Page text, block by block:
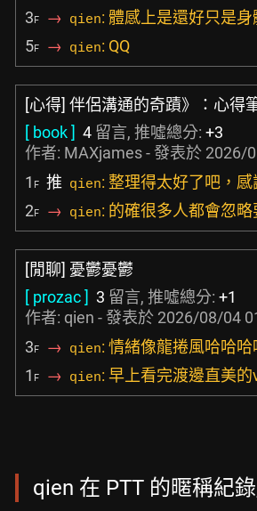
3F → qien: 體感上是還好只是身
5F → qien: QQ
[心得] 伴侶溝通的奇蹟》：心得
[ book ] 4 留言, 推噓總分: +3
作者: MAXjames- 發表於 2026/
1 F 推 qien: 整理得太好了吧，感
2F → qien: 的確很多人都會忽
[閒聊] 憂鬱憂鬱
[ prozac ] 3 留言, 推噓總分: +1
作者: qien - 發表於 2026/08/04
3F → qien: 情緒像龍捲風哈哈哈
1 F → qien: 早上看完渡邊直美
qien 在 PTT 的暱稱紀